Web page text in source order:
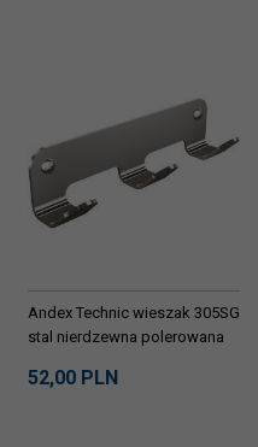
Andex Technic wieszak 305SG
stal nierdzewna polerowana
52,00 PLN